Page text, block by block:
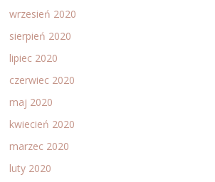
wrzesień 2020
sierpień 2020
lipiec 2020
czerwiec 2020
maj 2020
kwiecień 2020
marzec 2020
luty 2020